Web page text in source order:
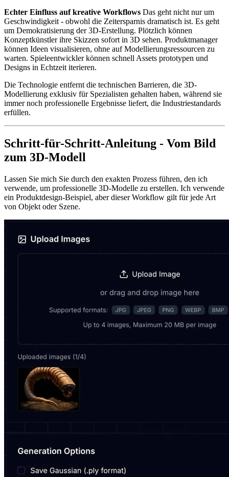
Echter Einfluss auf kreative Workflows Das geht nicht nur um
Geschwindigkeit - obwohl die Zeitersparnis dramatisch ist. Es geht
um Demokratisierung der 3D-Erstellung. Plötzlich können
Konzeptkünstler ihre Skizzen sofort in 3D sehen. Produktmanager
können Ideen visualisieren, ohne auf Modellierungsressourcen zu
warten. Spieleentwickler können schnell Assets prototypen und
Designs in Echtzeit iterieren.
Die Technologie entfernt die technischen Barrieren, die 3D-
Modellierung exklusiv für Spezialisten gehalten haben, während sie
immer noch professionelle Ergebnisse liefert, die Industriestandards
erfüllen.
Schritt-für-Schritt-Anleitung - Vom Bild
zum 3D-Modell
Lassen Sie mich Sie durch den exakten Prozess führen, den ich
verwende, um professionelle 3D-Modelle zu erstellen. Ich verwende
ein Produktdesign-Beispiel, aber dieser Workflow gilt für jede Art
von Objekt oder Szene.